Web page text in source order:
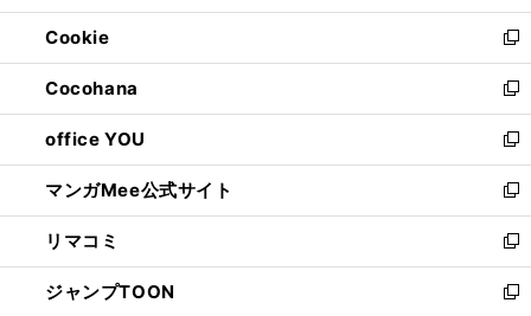
開
く
ウ
で
開
く
ン
ド
ウ
で
開
く
ウ
ィ
ン
ド
ウ
で
開
く
Cookie
新
し
い
ウ
ィ
ン
ド
ウ
で
開
く
Cocohana
新
し
い
ウ
ィ
ン
ド
ウ
で
office YOU
新
し
い
ウ
ィ
ン
ド
マンガMee公式サイト
新
し
い
ウ
ィ
リマコミ
新
し
い
ジャンプTOON
新